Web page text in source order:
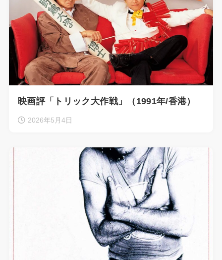
映画評「トリック大作戦」（1991年/香港）
2026年5月4日